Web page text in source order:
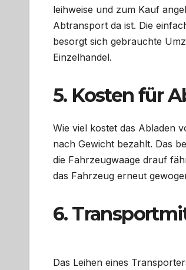
leihweise und zum Kauf
Abtransport da ist. Die
besorgt sich gebrauchte
Einzelhandel.
5. Kosten für
Wie viel kostet das Abladen
nach Gewicht bezahlt. Das
die Fahrzeugwaage drauf
das Fahrzeug erneut
6.
Das Leihen eines